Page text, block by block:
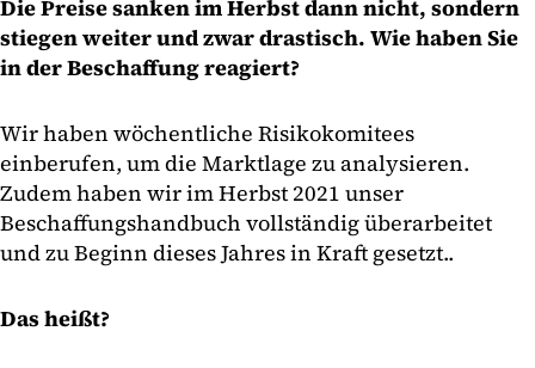
Die Preise sanken im Herbst dann nicht, sondern
stiegen weiter und zwar drastisch. Wie haben Sie
in der Beschaffung reagiert?
Wir haben wöchentliche Risikokomitees
einberufen, um die Marktlage zu analysieren.
Zudem haben wir im Herbst 2021 unser
Beschaffungshandbuch vollständig überarbeitet
und zu Beginn dieses Jahres in Kraft gesetzt..
Das heißt?